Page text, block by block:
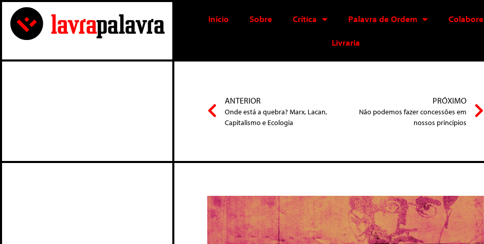
Início Sobre Crítica Palavra de Ordem Colabore
Livraria
ANTERIOR
Onde está a quebra? Marx, Lacan,
Capitalismo e Ecologia
PRÓXIMO
Não podemos fazer concessões em
nossos princípios